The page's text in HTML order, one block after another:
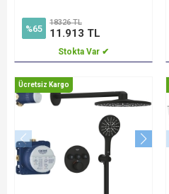
%65
18326 TL
11.913 TL
Stokta Var ✔
Ücretsiz Kargo